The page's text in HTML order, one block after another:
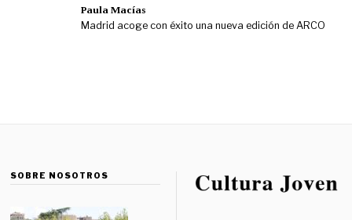
Paula Macías
Madrid acoge con éxito una nueva edición de ARCO
SOBRE NOSOTROS